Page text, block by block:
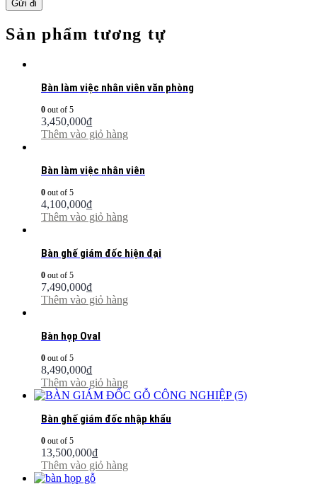
Sản phẩm tương tự
Bàn làm việc nhân viên văn phòng
0 out of 5
3,450,000₫
Thêm vào giỏ hàng
Bàn làm việc nhân viên
0 out of 5
4,100,000₫
Thêm vào giỏ hàng
Bàn ghế giám đốc hiện đại
0 out of 5
7,490,000₫
Thêm vào giỏ hàng
Bàn họp Oval
0 out of 5
8,490,000₫
Thêm vào giỏ hàng
Bàn ghế giám đốc nhập khẩu
0 out of 5
13,500,000₫
Thêm vào giỏ hàng